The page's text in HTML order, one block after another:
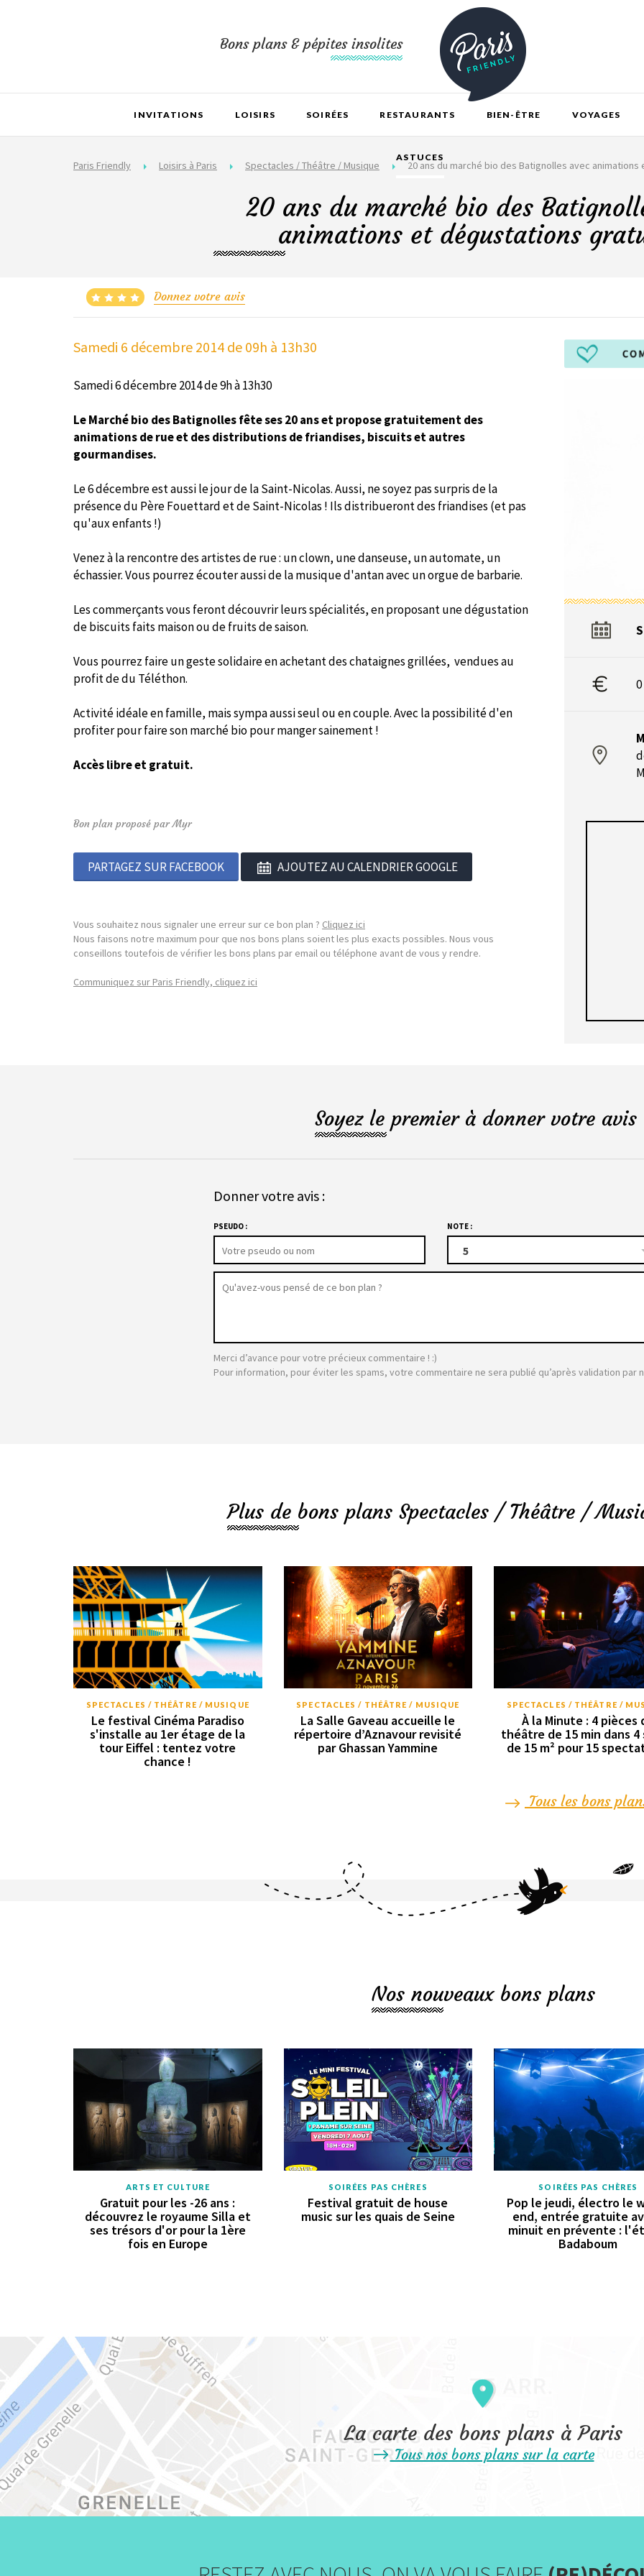
Bons plans & pépites insolites
INVITATIONS LOISIRS SOIRÉES RESTAURANTS BIEN-ÊTRE VOYAGES
ASTUCES
Paris Friendly Loisirs à Paris Spectacles / Théâtre / Musique 20 ans du marché bio des Batignolles avec
20 ans du marché bio des
animations et dégustations
Donnez votre avis
Samedi 6 décembre 2014 de 09h à 13h30
Samedi 6 décembre 2014 de 9h à 13h30
Le Marché bio des Batignolles fête ses 20 ans et propose gratuitement des
animations de rue et des distributions de friandises, biscuits et autres
gourmandises.
Le 6 décembre est aussi le jour de la Saint-Nicolas. Aussi, ne soyez pas surpris de la
présence du Père Fouettard et de Saint-Nicolas ! Ils distribueront des friandises (et pas
qu'aux enfants !)
Venez à la rencontre des artistes de rue : un clown, une danseuse, un automate, un
échassier. Vous pourrez écouter aussi de la musique d'antan avec un orgue de barbarie.
Les commerçants vous feront découvrir leurs spécialités, en proposant une dégustation
de biscuits faits maison ou de fruits de saison.
Vous pourrez faire un geste solidaire en achetant des chataignes grillées, vendues au
profit de du Téléthon.
Activité idéale en famille, mais sympa aussi seul ou en couple. Avec la possibilité d'en
profiter pour faire son marché bio pour manger sainement !
Accès libre et gratuit.
Bon plan proposé par Myr
PARTAGEZ SUR FACEBOOK AJOUTEZ AU CALENDRIER GOOGLE
Vous souhaitez nous signaler une erreur sur ce bon plan ? Cliquez ici
Nous faisons notre maximum pour que nos bons plans soient les plus exacts possibles. Nous vous
conseillons toutefois de vérifier les bons plans par email ou téléphone avant de vous y rendre.
Communiquez sur Paris Friendly, cliquez ici
Soyez le premier à donner votre
Donner votre avis :
PSEUDO : NOTE :
5
Merci d’avance pour votre précieux commentaire ! :)
Pour information, pour éviter les spams, votre commentaire ne sera publié qu’après validation par
Plus de bons plans Spectacles / Théâtre /
SPECTACLES / THÉÂTRE / MUSIQUE
Le festival Cinéma Paradiso
s'installe au 1er étage de la
tour Eiffel : tentez votre
chance !
SPECTACLES / THÉÂTRE / MUSIQUE
La Salle Gaveau accueille le
répertoire d’Aznavour revisité
par Ghassan Yammine
SPECTACLES / THÉÂTRE /
À la Minute : 4 pièces
théâtre de 15 min dans 4
de 15 m² pour 15
Tous les bons
Nos nouveaux bons plans
ARTS ET CULTURE
Gratuit pour les -26 ans :
découvrez le royaume Silla et
ses trésors d'or pour la 1ère
fois en Europe
SOIRÉES PAS CHÈRES
Festival gratuit de house
music sur les quais de Seine
SOIRÉES PAS CHÈRES
Pop le jeudi, électro le
end, entrée gratuite
minuit en prévente :
Badaboum
La carte des bons plans à Paris
Tous nos bons plans sur la carte